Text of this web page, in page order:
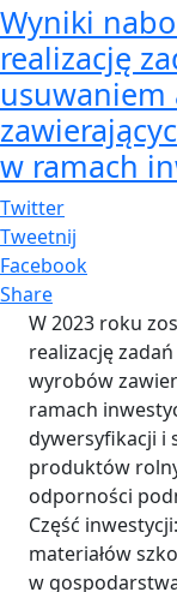
Wyniki
realizację
usuwaniem
w ramach
Twitter
Tweetnij
Facebook
Share
W 2023 roku
realizację
wyrobów
ramach
dywersyfikacji i
produktów
odporności
Część
materiałów
w